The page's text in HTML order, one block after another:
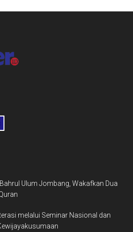
Ulum Jombang, Wakafkan Dua
melalui Seminar Nasional dan